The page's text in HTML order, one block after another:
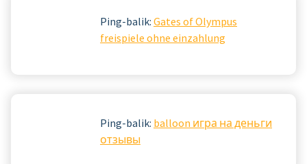
Ping-balik: Gates of Olympus
freispiele ohne einzahlung
Ping-balik: balloon игра на деньги
отзывы